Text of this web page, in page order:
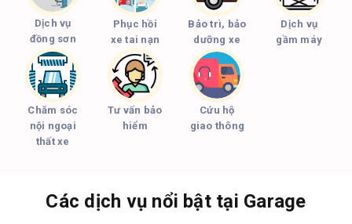
Dịch vụ
đồng sơn
Phục hồi
xe tai nạn
Bảo trì, bảo
dưỡng xe
Dịch vụ
gầm máy
Chăm sóc
nội ngoại
thất xe
Tư vấn bảo
hiểm
Cứu hộ
giao thông
Các dịch vụ nổi bật tại Garage